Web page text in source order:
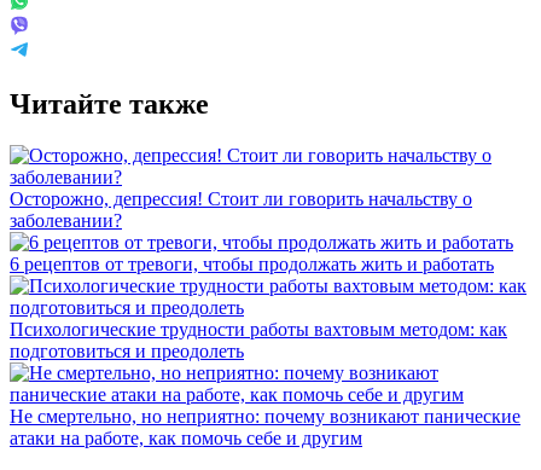
Читайте также
Осторожно, депрессия! Стоит ли говорить начальству о
заболевании?
6 рецептов от тревоги, чтобы продолжать жить и работать
Психологические трудности работы вахтовым методом: как
подготовиться и преодолеть
Не смертельно, но неприятно: почему возникают панические
атаки на работе, как помочь себе и другим